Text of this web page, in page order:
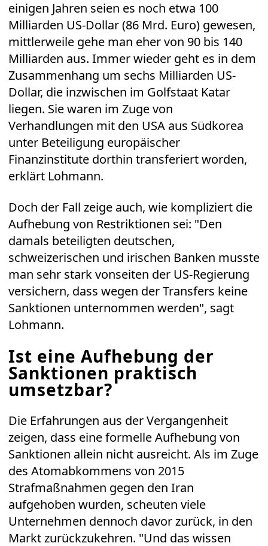
einigen Jahren seien es noch etwa 100
Milliarden US-Dollar (86 Mrd. Euro) gewesen,
mittlerweile gehe man eher von 90 bis 140
Milliarden aus. Immer wieder geht es in dem
Zusammenhang um sechs Milliarden US-
Dollar, die inzwischen im Golfstaat Katar
liegen. Sie waren im Zuge von
Verhandlungen mit den USA aus Südkorea
unter Beteiligung europäischer
Finanzinstitute dorthin transferiert worden,
erklärt Lohmann.
Doch der Fall zeige auch, wie kompliziert die
Aufhebung von Restriktionen sei: "Den
damals beteiligten deutschen,
schweizerischen und irischen Banken musste
man sehr stark vonseiten der US-Regierung
versichern, dass wegen der Transfers keine
Sanktionen unternommen werden", sagt
Lohmann.
Ist eine Aufhebung der
Sanktionen praktisch
umsetzbar?
Die Erfahrungen aus der Vergangenheit
zeigen, dass eine formelle Aufhebung von
Sanktionen allein nicht ausreicht. Als im Zuge
des Atomabkommens von 2015
Strafmaßnahmen gegen den Iran
aufgehoben wurden, scheuten viele
Unternehmen dennoch davor zurück, in den
Markt zurückzukehren. "Und das wissen